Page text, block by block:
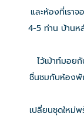
และห้องที่เรา
4-5 ท่าน บ้านห
ไว้เม้าท์มอ
ชื่นชมกับห้องพั
เปลี่ยนชุดใหม่